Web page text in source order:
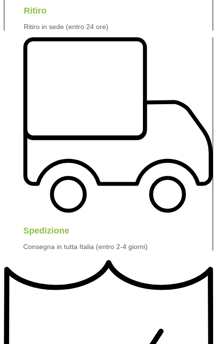
Ritiro
Ritiro in sede (entro 24 ore)
Spedizione
Consegna in tutta Italia (entro 2-4 giorni)